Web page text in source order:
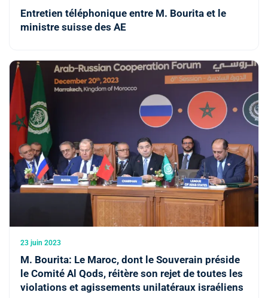
Entretien téléphonique entre M. Bourita et le
ministre suisse des AE
23 juin 2023
M. Bourita: Le Maroc, dont le Souverain préside
le Comité Al Qods, réitère son rejet de toutes les
violations et agissements unilatéraux israéliens